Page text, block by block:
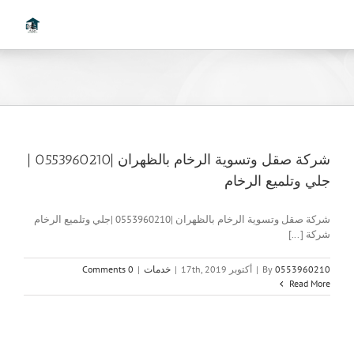
شركة صقل وتسوية الرخام بالظهران |0553960210 |
جلي وتلميع الرخام
شركة صقل وتسوية الرخام بالظهران |0553960210 |جلي وتلميع الرخام
شركة [...]
By 0553960210
| أكتوبر 17th, 2019 | خدمات |
0 Comments
Read More